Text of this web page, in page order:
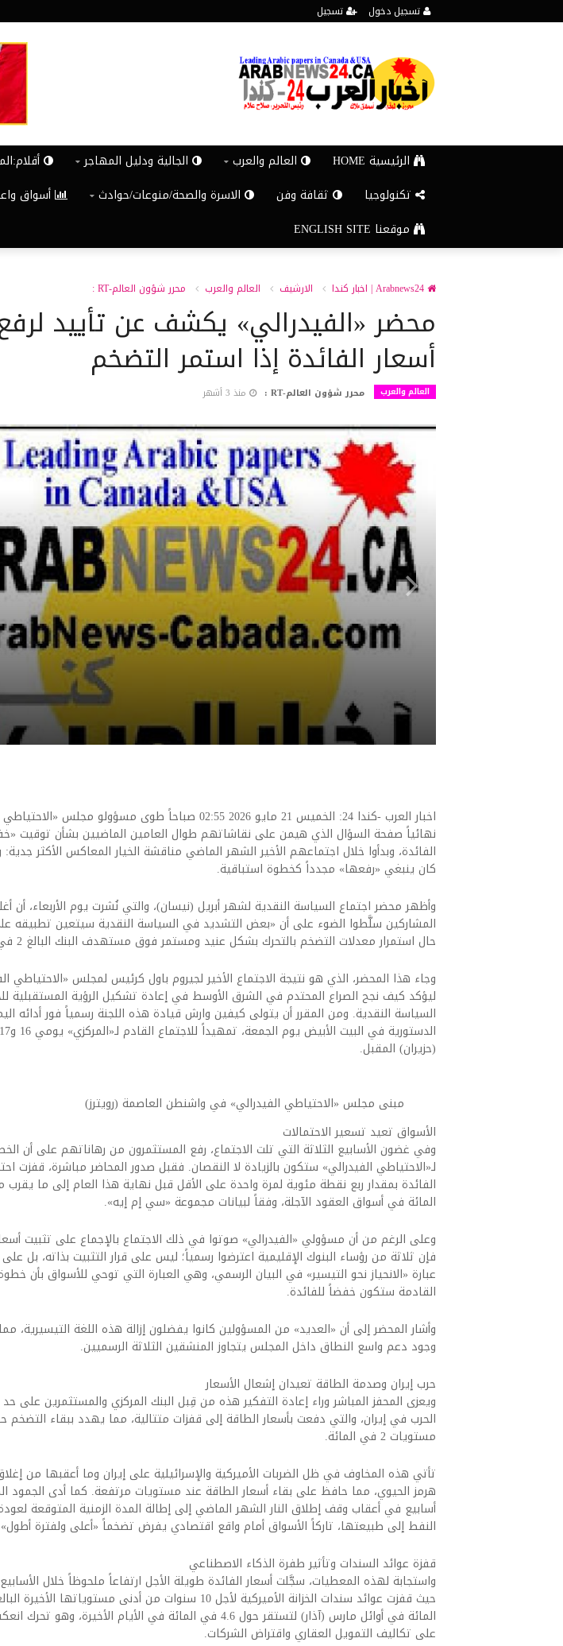
تسجيل دخول تسجيل
الرئيسية HOME العالم والعرب الجالية ودليل المهاجر
تكنولوجيا
ثقافة وفن الاسرة والصحة/منوعات/حوادث أسواق
موقعنا ENGLISH SITE
الارشيف العالم والعرب محرر شؤون العالم-RT :
محضر «الفيدرالي» يكشف عن تأييد
أسعار الفائدة إذا استمر التضخم
العالم والعرب محرر شؤون العالم-RT : منذ 3 أشهر
اخبار العرب -كندا 24: الخميس 21 مايو 2026 02:55 صباحاً طوى مسؤولو مجلس
نهائياً صفحة السؤال الذي هيمن على نقاشاتهم طوال العامين الماضيين بشأن توقيت
الفائدة، وبدأوا خلال اجتماعهم الأخير الشهر الماضي مناقشة الخيار المعاكس الأكثر
كان ينبغي «رفعها» مجدداً كخطوة استباقية.
وأظهر محضر اجتماع السياسة النقدية لشهر أبريل (نيسان)، والتي نُشرت يوم الأربعاء، أن
المشاركين سلَّطوا الضوء على أن «بعض التشديد في السياسة النقدية سيتعين تطبيقه
حال استمرار معدلات التضخم بالتحرك بشكل عنيد ومستمر فوق مستهدف البنك البالغ 2 في المائة».
وجاء هذا المحضر، الذي هو نتيجة الاجتماع الأخير لجيروم باول كرئيس لمجلس «الاحتياطي
ليؤكد كيف نجح الصراع المحتدم في الشرق الأوسط في إعادة تشكيل الرؤية المستقبلية
السياسة النقدية. ومن المقرر أن يتولى كيفين وارش قيادة هذه اللجنة رسمياً فور أدائه
(حزيران) المقبل.
مبنى مجلس «الاحتياطي الفيدرالي» في واشنطن العاصمة (رويترز)
الأسواق تعيد تسعير الاحتمالات
وفي غضون الأسابيع الثلاثة التي تلت الاجتماع، رفع المستثمرون من رهاناتهم على أن
لـ«الاحتياطي الفيدرالي» ستكون بالزيادة لا النقصان. فقبل صدور المحاضر مباشرة، قفزت
المائة في أسواق العقود الآجلة، وفقاً لبيانات مجموعة «سي إم إيه».
وعلى الرغم من أن مسؤولي «الفيدرالي» صوتوا في ذلك الاجتماع بالإجماع على تثبيت
فإن ثلاثة من رؤساء البنوك الإقليمية اعترضوا رسمياً؛ ليس على قرار التثبيت بذاته، بل
عبارة «الانحياز نحو التيسير» في البيان الرسمي، وهي العبارة التي توحي للأسواق بأن
القادمة ستكون خفضاً للفائدة.
وأشار المحضر إلى أن «العديد» من المسؤولين كانوا يفضلون إزالة هذه اللغة التيسيرية،
وجود دعم واسع النطاق داخل المجلس يتجاوز المنشقين الثلاثة الرسميين.
حرب إيران وصدمة الطاقة تعيدان إشعال الأسعار
ويعزى المحفز المباشر وراء إعادة التفكير هذه من قِبل البنك المركزي والمستثمرين على
الحرب في إيران، والتي دفعت بأسعار الطاقة إلى قفزات متتالية، مما يهدد ببقاء
مستويات 2 في المائة.
تأتي هذه المخاوف في ظل الضربات الأميركية والإسرائيلية على إيران وما أعقبها من
هرمز الحيوي، مما حافظ على بقاء أسعار الطاقة عند مستويات مرتفعة. كما أدى الجمود
أسابيع في أعقاب وقف إطلاق النار الشهر الماضي إلى إطالة المدة الزمنية المتوقعة
النفط إلى طبيعتها، تاركاً الأسواق أمام واقع اقتصادي يفرض تضخماً «أعلى ولفترة
قفزة عوائد السندات وتأثير طفرة الذكاء الاصطناعي
واستجابة لهذه المعطيات، سجَّلت أسعار الفائدة طويلة الأجل ارتفاعاً ملحوظاً خلال
المائة في أوائل مارس (آذار) لتستقر حول 4.6 في المائة في الأيام الأخيرة،
على تكاليف التمويل العقاري واقتراض الشركات.